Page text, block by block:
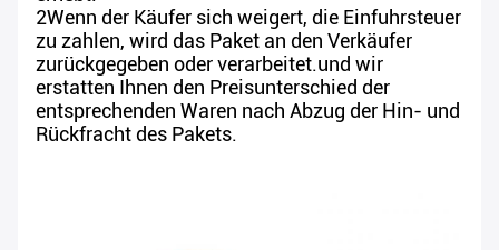
2Wenn der Käufer sich weigert, die Einfuhrsteuer
zu zahlen, wird das Paket an den Verkäufer
zurückgegeben oder verarbeitet.und wir
erstatten Ihnen den Preisunterschied der
entsprechenden Waren nach Abzug der Hin- und
Rückfracht des Pakets.